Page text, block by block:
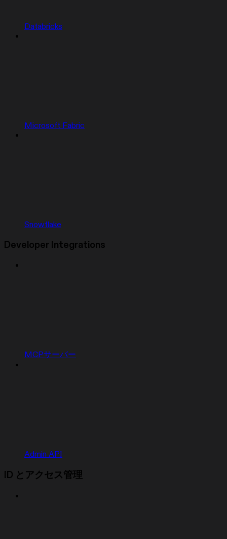
Databricks
Microsoft Fabric
Snowflake
Developer Integrations
MCPサーバー
Admin API
ID とアクセス管理